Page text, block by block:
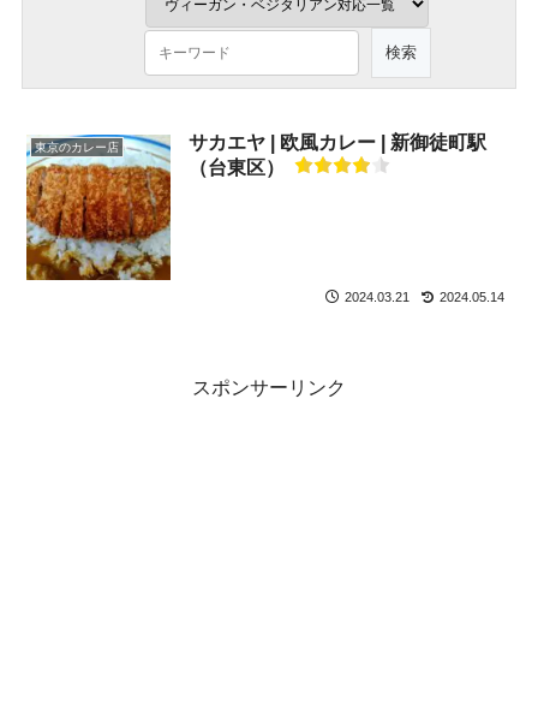
東京のカレー店
サカエヤ | 欧風カレー | 新御徒町駅
（台東区）
2024.03.21 2024.05.14
スポンサーリンク